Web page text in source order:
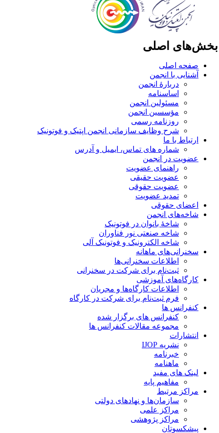
اصلی
صفحه اصلی
آشنایی با انجمن
دربارۀ انجمن
اساسنامه
مسئولین انجمن
مؤسسین انجمن
روزنامه رسمی
شرح وظایف سازمانی انجمن اپتیک و فوتونیک
ارتباط با ما
شماره های تماس، ایمیل و آدرس
عضویت در انجمن
راهنمای عضویت
عضویت حقیقی
عضویت حقوقی
تمدید عضویت
اعضای حقوقی
شاخه‌های انجمن
شاخۀ بانوان در فوتونیک
شاخه صنعتی نور فناوران
شاخه‌ الکترونیک و فوتونیک آلی
سخنرانی‌های ماهانه
اطلاعات سخنرانی‌‌ها
ثبت‌نام برای شرکت در سخنرانی
کارگاه‌های آموزشی
اطلاعات کارگاه‌ها و مجریان
فرم ثبت‌نام برای شرکت در کارگاه
کنفرانس ها
کنفرانس های برگزار شده
مجموعه مقالات کنفرانس ها
انتشارات
نشریه IJOP
خبرنامه
ماهنامه
لینک های مفید
مفاهیم پایه
مراکز مرتبط
سازمان‌ها و نهادهای دولتی
مراکز علمی
مراکز پژوهشی
پیشکسوتان